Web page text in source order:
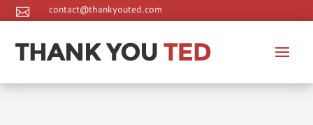
 contact@thankyouted.com
